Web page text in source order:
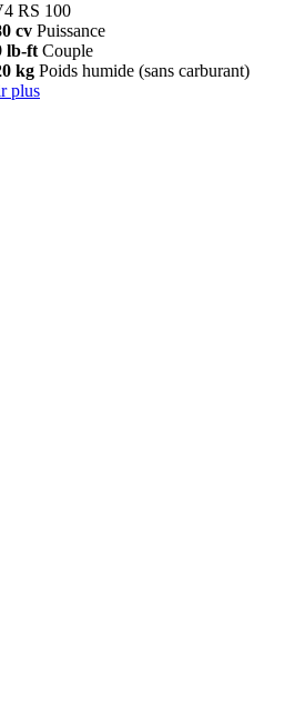
RS 100
cv Puissance
lb-ft Couple
kg Poids humide (sans carburant)
plus